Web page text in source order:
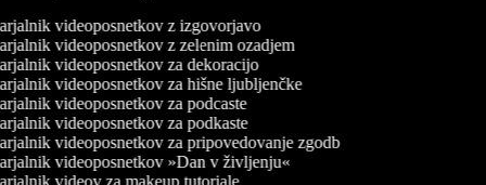
videoposnetkov z izgovorjavo
videoposnetkov z zelenim ozadjem
videoposnetkov za dekoracijo
videoposnetkov za hišne ljubljenčke
videoposnetkov za podcaste
videoposnetkov za podkaste
videoposnetkov za pripovedovanje zgodb
videoposnetkov »Dan v življenju«